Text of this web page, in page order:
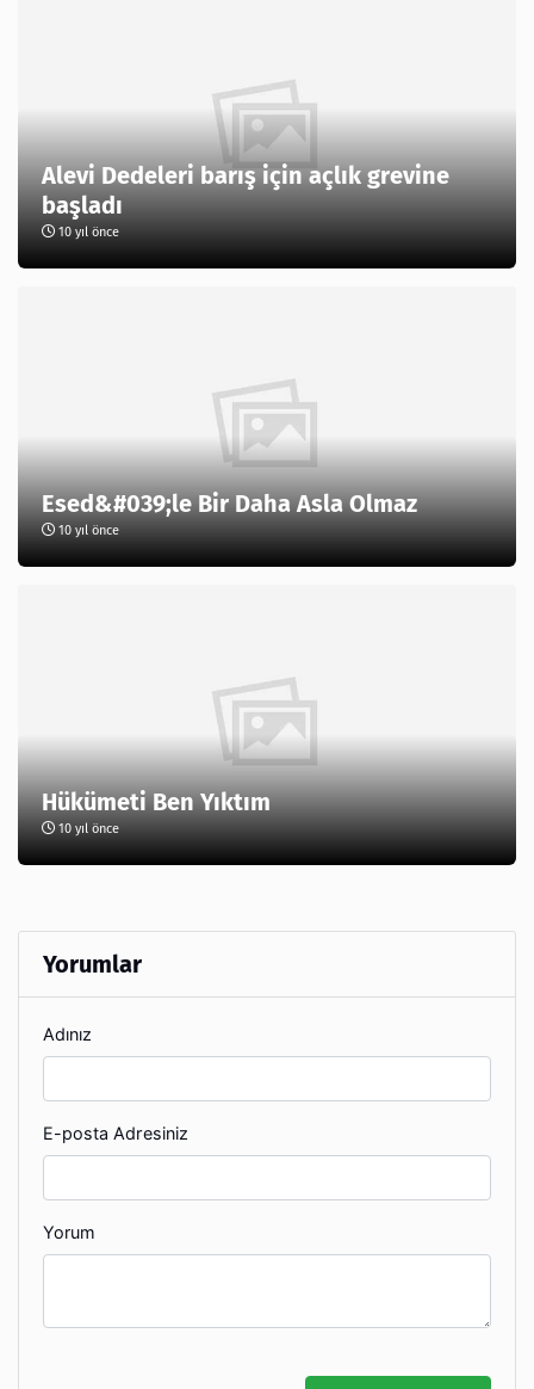
Alevi Dedeleri barış için açlık grevine
başladı
10 yıl önce
Esed&#039;le Bir Daha Asla Olmaz
10 yıl önce
Hükümeti Ben Yıktım
10 yıl önce
Yorumlar
Adınız
E-posta Adresiniz
Yorum